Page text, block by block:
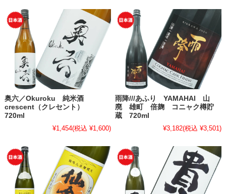
奥六／Okuroku 純米酒
crescent（クレセント）
720ml
¥1,454(税込 ¥1,600)
雨降///あふり YAMAHAI 山
廃 雄町 倍麹 コニャク樽貯
蔵 720ml
¥3,182(税込 ¥3,501)